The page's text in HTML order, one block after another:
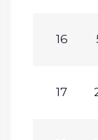
16
17